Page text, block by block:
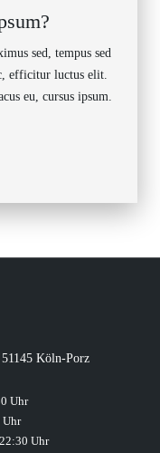
sed, tempus sed
efficitur luctus elit.
eu, cursus ipsum.
Köln-Porz
Uhr
Uhr
Uhr